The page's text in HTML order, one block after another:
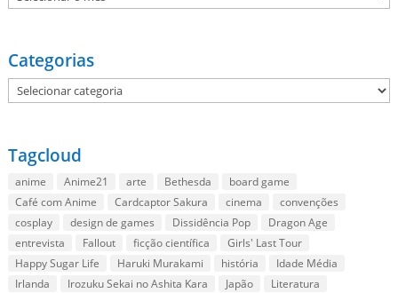
Categorias
Categorias
Tagcloud
anime Anime21 arte Bethesda
board game
Café com Anime
Cardcaptor Sakura cinema
convenções
cosplay
design de games Dissidência Pop
Dragon Age
entrevista
Fallout ficção científica
Girls' Last Tour
Happy Sugar Life
Haruki Murakami história
Idade Média
Irlanda
Irozuku Sekai no Ashita Kara Japão
Literatura